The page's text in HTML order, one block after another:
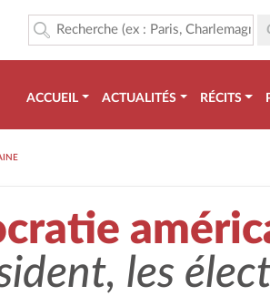
ACCUEIL ACTUALITÉS RÉCITS
les